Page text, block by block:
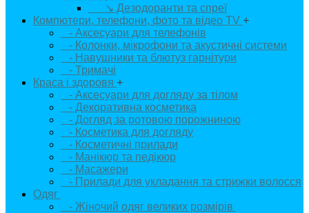
↘ Дезодоранти та спреї
Компютери, телефони, фото та відео TV +
- Аксесуари для телефонів
- Колонки, мікрофони та акустичні системи
- Навушники та блютуз гарнітури
- Тримачі
Краса і здоровя +
- Аксесуари для догляду за тілом
- Декоративна косметика
- Догляд за ротовою порожниною
- Косметика для догляду
- Косметичні прилади
- Манікюр та педікюр
- Масажери
- Прилади для укладання та стрижки волосся
Одяг
- Жіночий одяг великих розмірів